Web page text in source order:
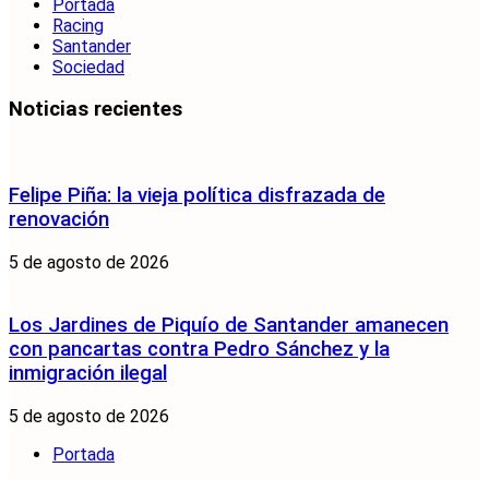
Portada
Racing
Santander
Sociedad
Noticias recientes
Felipe Piña: la vieja política disfrazada de
renovación
5 de agosto de 2026
Los Jardines de Piquío de Santander amanecen
con pancartas contra Pedro Sánchez y la
inmigración ilegal
5 de agosto de 2026
Portada